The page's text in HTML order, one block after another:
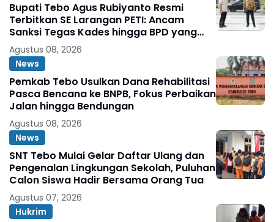
Bupati Tebo Agus Rubiyanto Resmi
Terbitkan SE Larangan PETI: Ancam
Sanksi Tegas Kades hingga BPD yang
Terlibat
Agustus 08, 2026
News
Pemkab Tebo Usulkan Dana Rehabilitasi
Pasca Bencana ke BNPB, Fokus Perbaikan
Jalan hingga Bendungan
Agustus 08, 2026
News
SNT Tebo Mulai Gelar Daftar Ulang dan
Pengenalan Lingkungan Sekolah, Puluhan
Calon Siswa Hadir Bersama Orang Tua
Agustus 07, 2026
Hukrim